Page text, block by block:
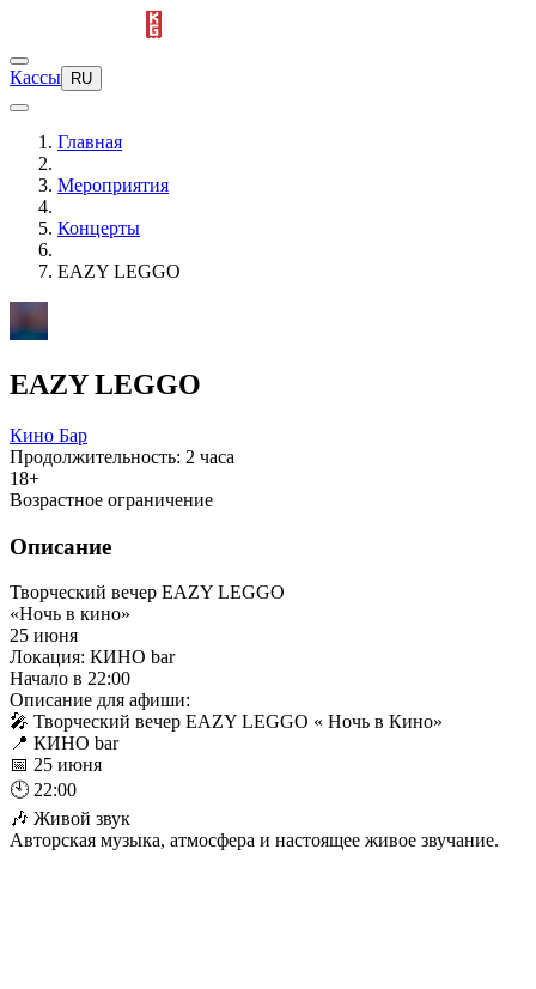
Кассы RU
Главная
Мероприятия
Концерты
EAZY LEGGO
EAZY LEGGO
Кино Бар
Продолжительность: 2 часа
18+
Возрастное ограничение
Описание
Творческий вечер EAZY LEGGO
«Ночь в кино»
25 июня
Локация: КИНО bar
Начало в 22:00
Описание для афиши:
🎤 Творческий вечер EAZY LEGGO « Ночь в Кино»
📍 КИНО bar
📅 25 июня
🕙 22:00
🎶 Живой звук
Авторская музыка, атмосфера и настоящее живое звучание.